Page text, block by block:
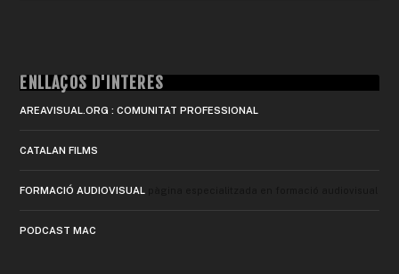
ENLLAÇOS D'INTERÈS
AREAVISUAL.ORG : COMUNITAT PROFESSIONAL
CATALAN FILMS
FORMACIÓ AUDIOVISUAL
PODCAST MAC